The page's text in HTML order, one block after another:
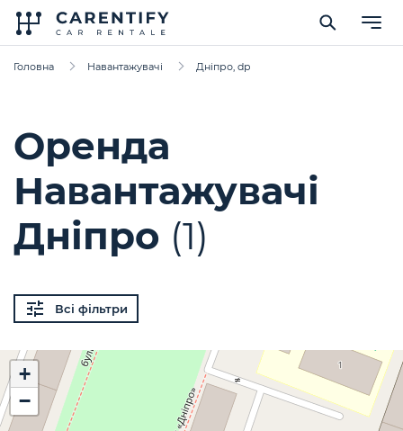
Головна Навантажувачі Дніпро, dp
Оренда
Навантажувачі
Дніпро (1)
Всі фільтри
+
−